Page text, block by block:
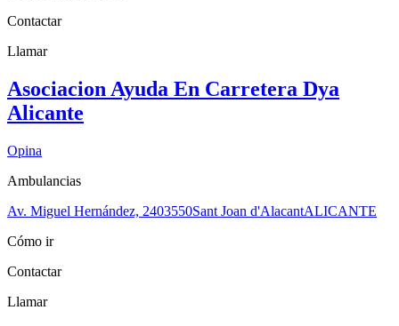
Contactar
Llamar
Asociacion Ayuda En Carretera Dya
Alicante
Opina
Ambulancias
Av. Miguel Hernández, 2403550Sant Joan d'AlacantALICANTE
Cómo ir
Contactar
Llamar